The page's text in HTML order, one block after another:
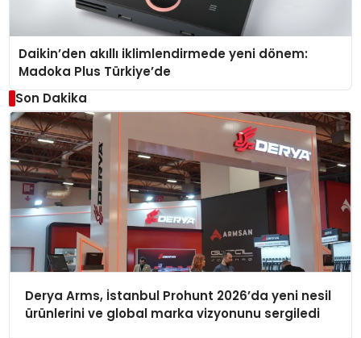
Daikin’den akıllı iklimlendirmede yeni dönem:
Madoka Plus Türkiye’de
Son Dakika
Derya Arms, İstanbul Prohunt 2026’da yeni nesil
ürünlerini ve global marka vizyonunu sergiledi